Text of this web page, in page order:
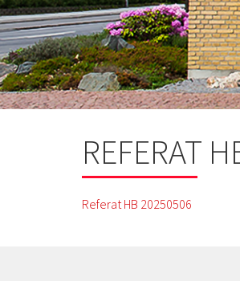
REFERAT
Referat HB 20250506